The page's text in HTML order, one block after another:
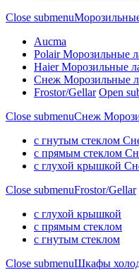
Close submenu
Aucma
Polair Морозильные
Haier Морозильные
Снеж Морозильные
Frostor/Gellar Open
Close submenuСнеж
с гнутым стеклом
с прямым стеклом
с глухой крышкой
Close submenuFrostor/Gellar
с глухой крышкой
с прямым стеклом
с гнутым стеклом
Close submenuШкафы